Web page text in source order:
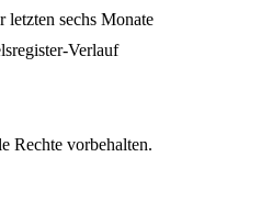
letzten sechs Monate
Verlauf
Rechte vorbehalten.